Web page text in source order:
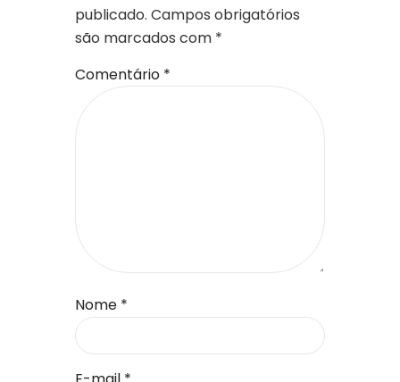
publicado. Campos obrigatórios
são marcados com *
Comentário *
Nome *